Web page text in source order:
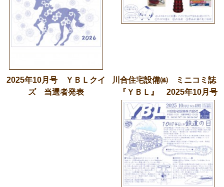
2025年10月号 ＹＢＬクイ
ズ 当選者発表
川合住宅設備㈱ ミニコミ誌
『ＹＢＬ』 2025年10月号